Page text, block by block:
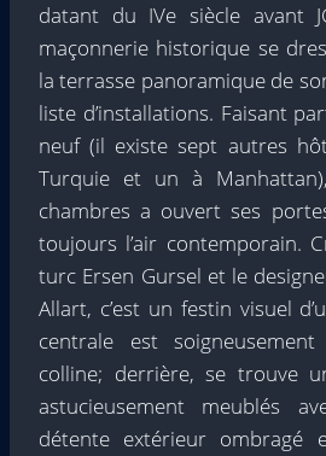
datant du IVe siècle avant
maçonnerie historique se
la terrasse panoramique de
liste d’installations. Faisant
neuf (il existe sept autres
Turquie et un à
chambres a ouvert ses
toujours l’air contemporain.
turc Ersen Gursel et le
Allart, c’est un festin visuel
centrale est
colline; derrière, se trouve
astucieusement meublés
détente extérieur ombragé